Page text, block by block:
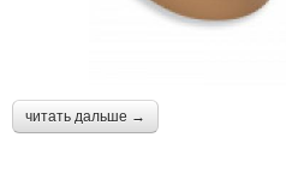
читать дальше →